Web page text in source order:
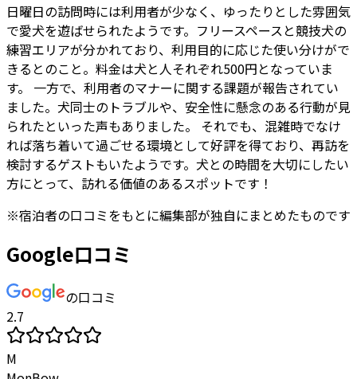
日曜日の訪問時には利用者が少なく、ゆったりとした雰囲気
で愛犬を遊ばせられたようです。フリースペースと競技犬の
練習エリアが分かれており、利用目的に応じた使い分けがで
きるとのこと。料金は犬と人それぞれ500円となっていま
す。 一方で、利用者のマナーに関する課題が報告されてい
ました。犬同士のトラブルや、安全性に懸念のある行動が見
られたといった声もありました。 それでも、混雑時でなけ
れば落ち着いて過ごせる環境として好評を得ており、再訪を
検討するゲストもいたようです。犬との時間を大切にしたい
方にとって、訪れる価値のあるスポットです！
※宿泊者の口コミをもとに編集部が独自にまとめたものです
Google口コミ
の口コミ
2.7
M